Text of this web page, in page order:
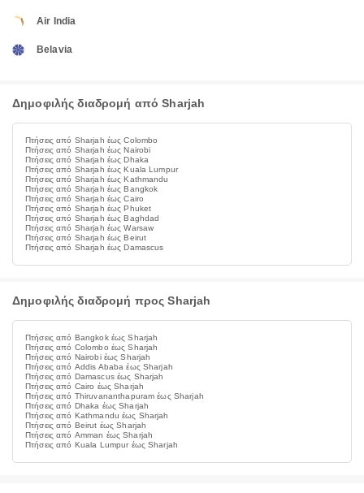
Air India
Belavia
Δημοφιλής διαδρομή από Sharjah
Πτήσεις από Sharjah έως Colombo
Πτήσεις από Sharjah έως Nairobi
Πτήσεις από Sharjah έως Dhaka
Πτήσεις από Sharjah έως Kuala Lumpur
Πτήσεις από Sharjah έως Kathmandu
Πτήσεις από Sharjah έως Bangkok
Πτήσεις από Sharjah έως Cairo
Πτήσεις από Sharjah έως Phuket
Πτήσεις από Sharjah έως Baghdad
Πτήσεις από Sharjah έως Warsaw
Πτήσεις από Sharjah έως Beirut
Πτήσεις από Sharjah έως Damascus
Δημοφιλής διαδρομή προς Sharjah
Πτήσεις από Bangkok έως Sharjah
Πτήσεις από Colombo έως Sharjah
Πτήσεις από Nairobi έως Sharjah
Πτήσεις από Addis Ababa έως Sharjah
Πτήσεις από Damascus έως Sharjah
Πτήσεις από Cairo έως Sharjah
Πτήσεις από Thiruvananthapuram έως Sharjah
Πτήσεις από Dhaka έως Sharjah
Πτήσεις από Kathmandu έως Sharjah
Πτήσεις από Beirut έως Sharjah
Πτήσεις από Amman έως Sharjah
Πτήσεις από Kuala Lumpur έως Sharjah